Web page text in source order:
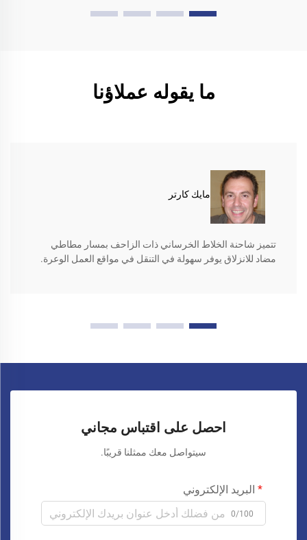
ما يقوله عملاؤنا
مايك كارتر
تتميز شاحنة الخلاط الخرساني ذات الزاحف بمسار مطاطي
مضاد للانزلاق يوفر سهولة في التنقل في مواقع العمل الوعرة.
احصل على اقتباس مجاني
سيتواصل معك ممثلنا قريبًا.
البريد الإلكتروني
0/100